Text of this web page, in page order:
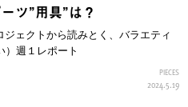
ツ”用具”は？
ェクトから読みとく、バラエティ
）週１レポート
PIECES
2024.5.19